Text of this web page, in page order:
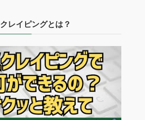
レイピングとは？